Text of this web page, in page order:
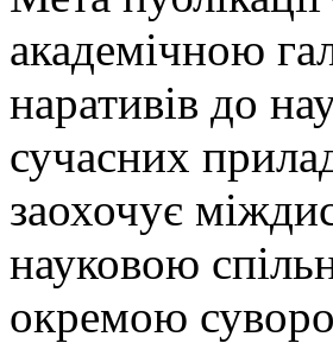
академічною
наративів до
сучасних
заохочує
науковою
окремою